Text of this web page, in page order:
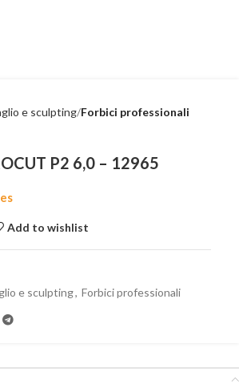
e sculpting Forbici professionali
P2 6,0 – 12965
Add to wishlist
e sculpting, Forbici professionali